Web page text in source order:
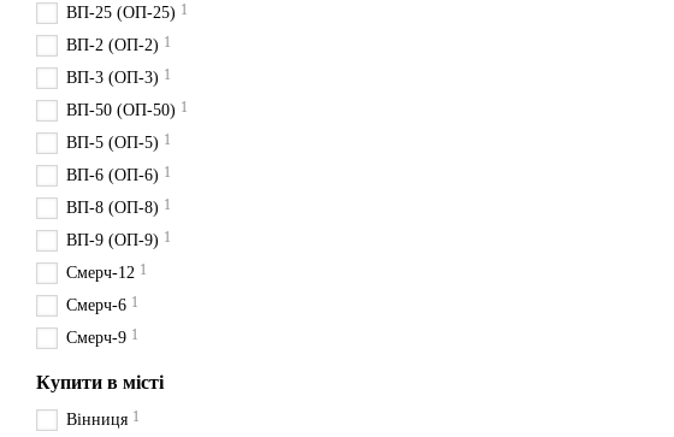
ВП-25 (ОП-25) 1
ВП-2 (ОП-2) 1
ВП-3 (ОП-3) 1
ВП-50 (ОП-50) 1
ВП-5 (ОП-5) 1
ВП-6 (ОП-6) 1
ВП-8 (ОП-8) 1
ВП-9 (ОП-9) 1
Смерч-12 1
Смерч-6 1
Смерч-9 1
Купити в місті
Вінниця 1